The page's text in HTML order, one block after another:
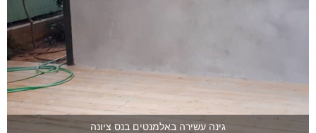
גינה עשירה באלמנטים בנס ציונה